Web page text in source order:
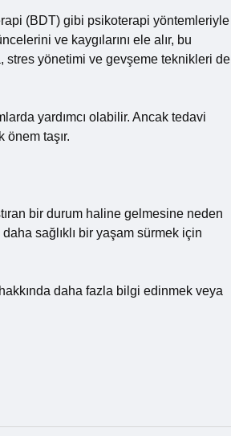
(BDT) gibi psikoterapi yöntemleriyle
ve kaygılarını ele alır, bu
stres yönetimi ve gevşeme teknikleri de
yardımcı olabilir. Ancak tedavi
önem taşır.
bir durum haline gelmesine neden
sağlıklı bir yaşam sürmek için
daha fazla bilgi edinmek veya